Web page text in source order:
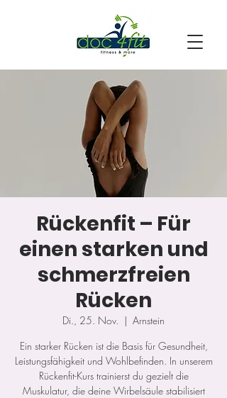
Rückenfit – Für
einen starken und
schmerzfreien
Rücken
Di., 25. Nov.
  |
Arnstein
Ein starker Rücken ist die Basis für Gesundheit,
Leistungsfähigkeit und Wohlbefinden. In unserem
Rückenfit-Kurs trainierst du gezielt die
Muskulatur, die deine Wirbelsäule stabilisiert